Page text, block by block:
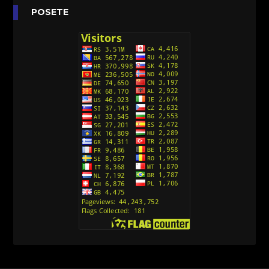
Anatane: Saving the Children of Okura
Avanture Kida Opasnost (Sinhronizovano na
Action Man (Sinhronizovano na Hrvatski)
Action Man (2000) Sinhronizovano na Hrvatski
Andjeoski Prijatelji (Sinhronizovano na Srpski)
Ajkuca (Sharkdog) Sinhronizovano na Srpski
Alvin i veverice (Alvinnn!!! And the Chipmunks)
Sinhronizovano na Srpski
POSETE